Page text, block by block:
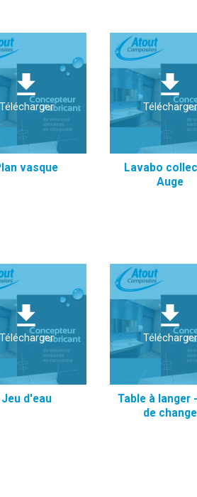
Télécharger
vasque
Télécharger
Lavabo
Auge
Télécharger
Jeu d'eau
Télécharger
Table à langer
de change